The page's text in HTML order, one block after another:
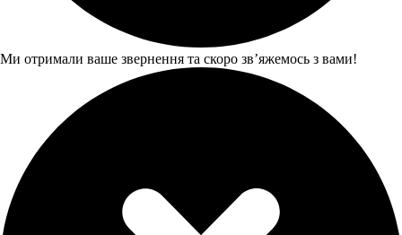
Ми отримали ваше звернення та скоро звʼяжемось з вами!